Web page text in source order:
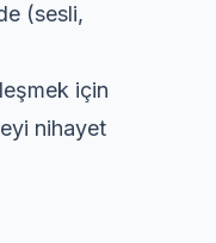
(sesli,
için
nihayet